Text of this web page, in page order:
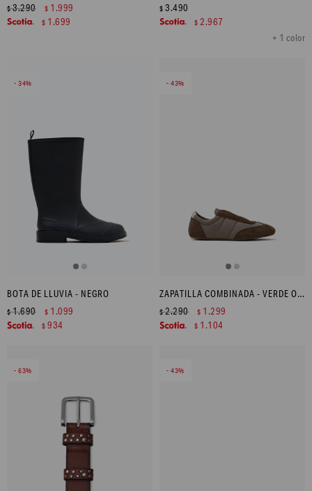
$3.290 $ 1.999
$ 1.699
+ 1 color
$ 3.490
$ 2.967
34
BOTA DE LLUVIA - NEGRO
$1.690 $ 1.099
$ 934
43
ZAPATILLA COMBINADA - VERDE OLIVA
$2.290 $ 1.299
$ 1.104
63 43